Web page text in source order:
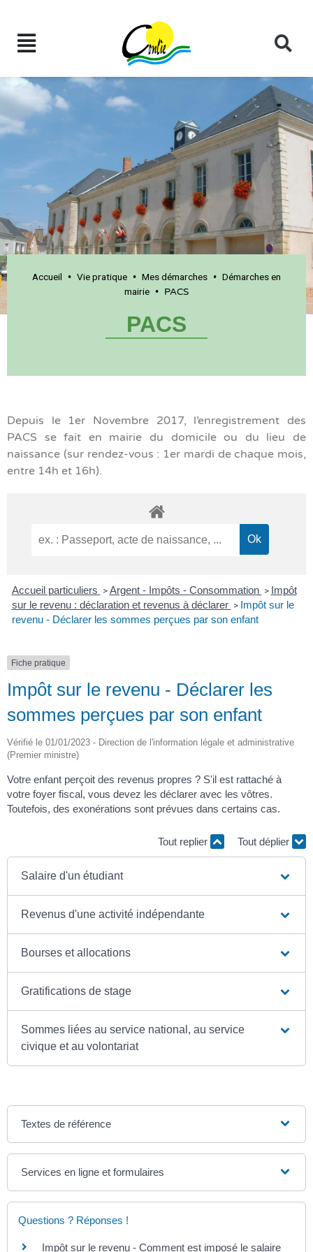
Accueil • Vie pratique • Mes démarches • Démarches en
mairie • PACS
PACS
Depuis le 1er Novembre 2017, l’enregistrement des
PACS se fait en mairie du domicile ou du lieu de
naissance (sur rendez-vous : 1er mardi de chaque mois,
entre 14h et 16h).
Accueil particuliers > Argent - Impôts - Consommation > Impôt
sur le revenu : déclaration et revenus à déclarer > Impôt sur le
revenu - Déclarer les sommes perçues par son enfant
Fiche pratique
Impôt sur le revenu - Déclarer les
sommes perçues par son enfant
Vérifié le 01/01/2023 - Direction de l'information légale et administrative
(Premier ministre)
Votre enfant perçoit des revenus propres ? S'il est rattaché à
votre foyer fiscal, vous devez les déclarer avec les vôtres.
Toutefois, des exonérations sont prévues dans certains cas.
Tout replier Tout déplier
Salaire d'un étudiant
Revenus d'une activité indépendante
Bourses et allocations
Gratifications de stage
Sommes liées au service national, au service
civique et au volontariat
Textes de référence
Services en ligne et formulaires
Questions ? Réponses !
Impôt sur le revenu - Comment est imposé le salaire